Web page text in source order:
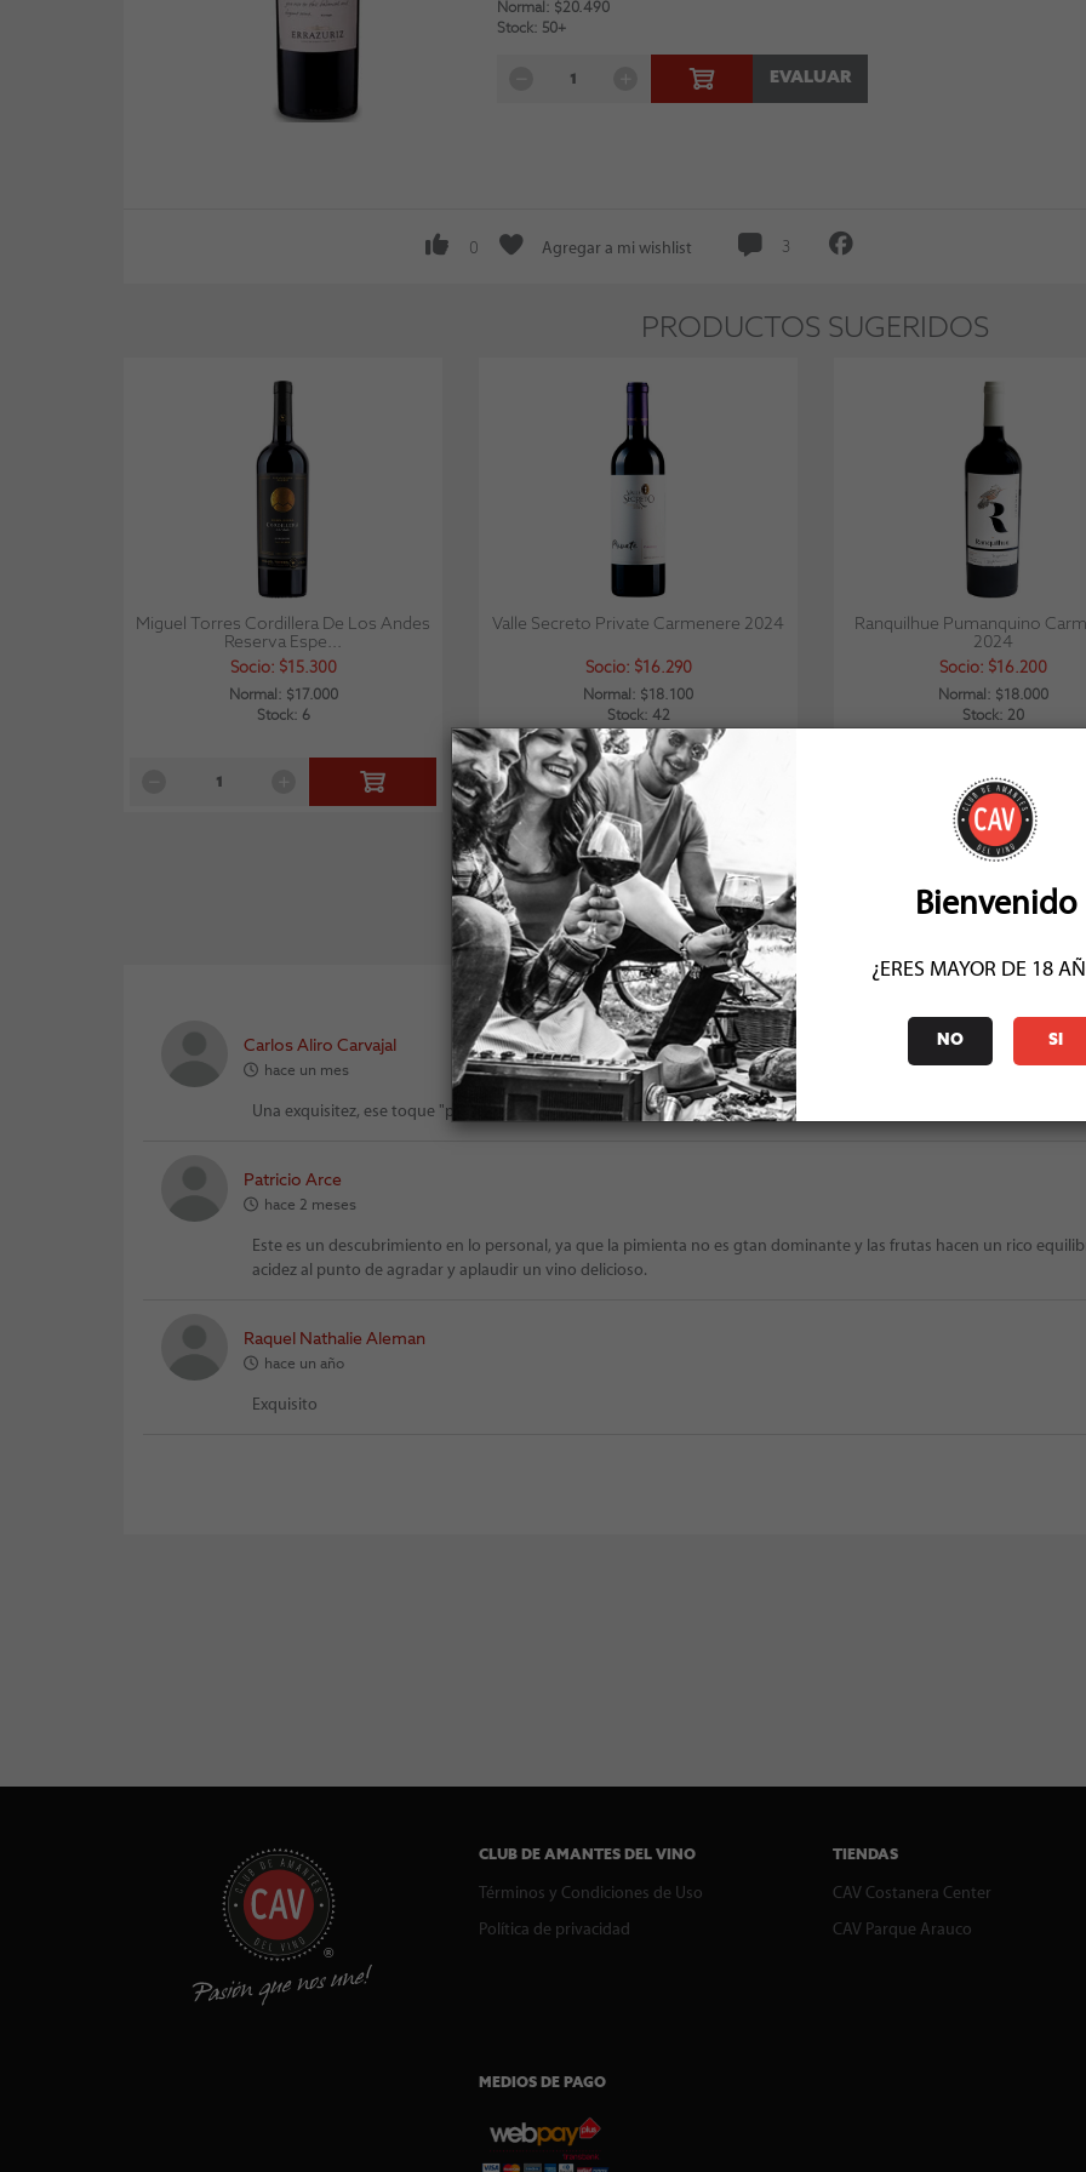
Normal: $20.490
Stock: 50+
EVALUAR
0 Agregar a mi wishlist 3
PRODUCTOS SUGERIDOS
Miguel Torres Cordillera De Los Andes
Reserva Espe...
Socio: $15.300
Normal: $17.000
Stock: 6
Valle Secreto Private Carmenere 2024
Socio: $16.290
Normal: $18.100
Stock: 42
Ranquilhue Pumanquino
2024
Socio: $16.200
Normal: $18.000
Stock: 20
COMENTARIOS (3)
Carlos Aliro Carvajal
hace un mes
Una exquisitez, ese toque "picantoso" que queda en el paladar le da el toque
Patricio Arce
hace 2 meses
Este es un descubrimiento en lo personal, ya que la pimienta no es gtan dominante y las frutas hacen un rico
acidez al punto de agradar y aplaudir un vino delicioso.
Raquel Nathalie Aleman
hace un año
Exquisito
Bienvenido
¿ERES MAYOR DE 18
NO SI
CLUB DE AMANTES DEL VINO
Términos y Condiciones de Uso
Política de privacidad
TIENDAS
CAV Costanera Center
CAV Parque Arauco
MEDIOS DE PAGO